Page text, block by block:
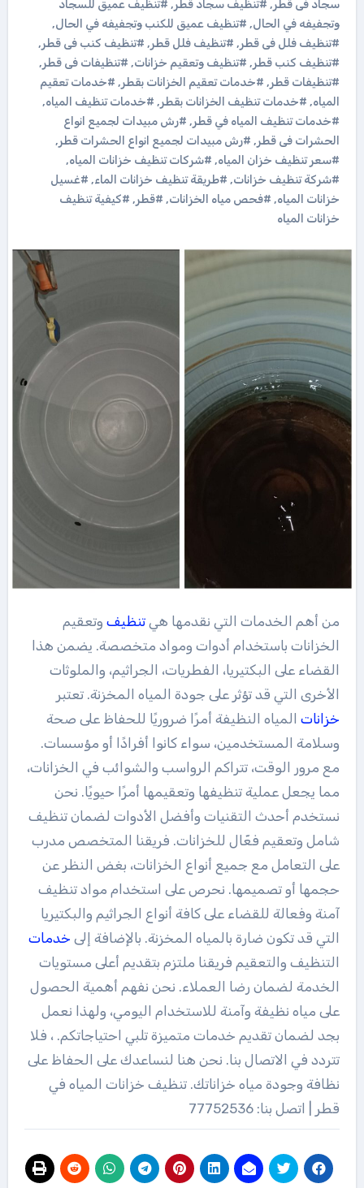
سجاد فى قطر, #تنظيف سجاد قطر, #تنظيف عميق للسجاد
وتجفيفه في الحال, #تنظيف عميق للكنب وتجفيفه في الحال,
#تنظيف فلل فى قطر, #تنظيف فلل قطر, #تنظيف كنب فى قطر,
#تنظيف كنب قطر, #تنظيف وتعقيم خزانات, #تنظيفات فى قطر,
#تنظيفات قطر, #خدمات تعقيم الخزانات بقطر, #خدمات تعقيم
المياه, #خدمات تنظيف الخزانات بقطر, #خدمات تنظيف المياه,
#خدمات تنظيف المياه في قطر, #رش مبيدات لجميع انواع
الحشرات فى قطر, #رش مبيدات لجميع انواع الحشرات قطر,
#سعر تنظيف خزان المياه, #شركات تنظيف خزانات المياه,
#شركة تنظيف خزانات, #طريقة تنظيف خزانات الماء, #غسيل
خزانات المياه, #فحص مياه الخزانات, #قطر, #كيفية تنظيف
خزانات المياه
من أهم الخدمات التي نقدمها هي تنظيفوتعقيم
الخزانات باستخدام أدوات ومواد متخصصة. يضمن هذا
القضاء على البكتيريا، الفطريات، الجراثيم، والملوثات
الأخرى التي قد تؤثر على جودة المياه المخزنة. تعتبر
خزاناتالمياه النظيفة أمرًا ضروريًا للحفاظ على صحة
وسلامة المستخدمين، سواء كانوا أفرادًا أو مؤسسات.
مع مرور الوقت، تتراكم الرواسب والشوائب في الخزانات،
مما يجعل عملية تنظيفها وتعقيمها أمرًا حيويًا. نحن
نستخدم أحدث التقنيات وأفضل الأدوات لضمان تنظيف
شامل وتعقيم فعّال للخزانات. فريقنا المتخصص مدرب
على التعامل مع جميع أنواع الخزانات، بغض النظر عن
حجمها أو تصميمها. نحرص على استخدام مواد تنظيف
آمنة وفعالة للقضاء على كافة أنواع الجراثيم والبكتيريا
التي قد تكون ضارة بالمياه المخزنة. بالإضافة إلى خدمات
التنظيف والتعقيم فريقنا ملتزم بتقديم أعلى مستويات
الخدمة لضمان رضا العملاء. نحن نفهم أهمية الحصول
على مياه نظيفة وآمنة للاستخدام اليومي، ولهذا نعمل
بجد لضمان تقديم خدمات متميزة تلبي احتياجاتكم. ، فلا
تتردد في الاتصال بنا. نحن هنا لنساعدك على الحفاظ على
نظافة وجودة مياه خزاناتك. تنظيف خزانات المياه في
قطر | اتصل بنا: 77752536